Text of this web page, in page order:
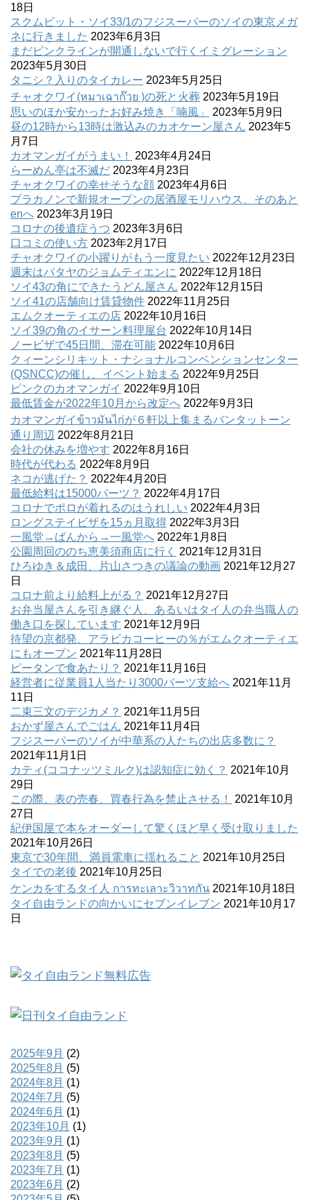
18日
スクムビット・ソイ33/1のフジスーパーのソイの東京メガ
ネに行きました 2023年6月3日
まだピンクラインが開通しないで行くイミグレーション
2023年5月30日
タニシ？入りのタイカレー 2023年5月25日
チャオクワイ(หมาเฉาก๊วย )の死と火葬 2023年5月19日
思いのほか安かったお好み焼き「喃風」
2023年5月9日
昼の12時から13時は激込みのカオケーン屋さん 2023年5
月7日
カオマンガイがうまい！
2023年4月24日
らーめん亭は不滅だ 2023年4月23日
チャオクワイの幸せそうな顔 2023年4月6日
プラカノンで新規オープンの居酒屋モリハウス、そのあと
enへ 2023年3月19日
コロナの後遺症うつ 2023年3月6日
口コミの使い方 2023年2月17日
チャオクワイの小躍りがもう一度見たい 2022年12月23日
週末はパタヤのジョムティエンに 2022年12月18日
ソイ43の角にできたうどん屋さん 2022年12月15日
ソイ41の店舗向け賃貸物件 2022年11月25日
エムクオーティエの店 2022年10月16日
ソイ39の角のイサーン料理屋台 2022年10月14日
ノービザで45日間、滞在可能 2022年10月6日
クィーンシリキット・ナショナルコンベンションセンター
(QSNCC)の催し、イベント始まる 2022年9月25日
ピンクのカオマンガイ 2022年9月10日
最低賃金が2022年10月から改定へ 2022年9月3日
カオマンガイข้าวมันไก่が６軒以上集まるバンタットーン
通り周辺 2022年8月21日
会社の休みを増やす 2022年8月16日
時代が代わる 2022年8月9日
ネコが逃げた？ 2022年4月20日
最低給料は15000バーツ？ 2022年4月17日
コロナでポロが着れるのはうれしい 2022年4月3日
ロングステイビザを15ヵ月取得 2022年3月3日
一風堂→ばんから→一風堂へ 2022年1月8日
公園周回ののち恵美須商店に行く
2021年12月31日
ひろゆき＆成田、片山さつきの議論の動画 2021年12月27
日
コロナ前より給料上がる？ 2021年12月27日
お弁当屋さんを引き継ぐ人、あるいはタイ人の弁当職人の
働き口を探しています 2021年12月9日
待望の京都発、アラビカコーヒーの％がエムクオーティエ
にもオープン 2021年11月28日
ピータンで食あたり？ 2021年11月16日
経営者に従業員1人当たり3000バーツ支給へ 2021年11月
11日
二束三文のデジカメ？ 2021年11月5日
おかず屋さんでごはん 2021年11月4日
フジスーパーのソイが中華系の人たちの出店多数に？
2021年11月1日
カティ(ココナッツミルク)は認知症に効く？ 2021年10月
29日
この際、表の売春、買春行為を禁止させる！
2021年10月
27日
紀伊国屋で本をオーダーして驚くほど早く受け取りました
2021年10月26日
東京で30年間、満員電車に揺れること 2021年10月25日
タイでの老後 2021年10月25日
ケンカをするタイ人 การทะเลาะวิวาทกัน 2021年10月18日
タイ自由ランドの向かいにセブンイレブン 2021年10月17
日
2025年9月 (2)
2025年8月 (5)
2024年8月 (1)
2024年7月 (5)
2024年6月 (1)
2023年10月 (1)
2023年9月 (1)
2023年8月 (5)
2023年7月 (1)
2023年6月 (2)